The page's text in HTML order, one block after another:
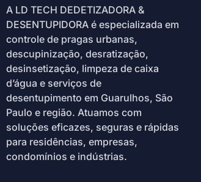
A LD TECH DEDETIZADORA &
DESENTUPIDORA é especializada em
controle de pragas urbanas,
descupinização, desratização,
desinsetização, limpeza de caixa
d’água e serviços de
desentupimento em Guarulhos, São
Paulo e região. Atuamos com
soluções eficazes, seguras e rápidas
para residências, empresas,
condomínios e indústrias.